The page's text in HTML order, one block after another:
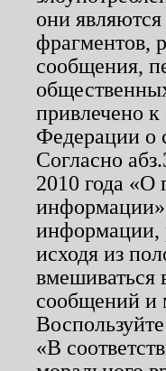
они
фрагментов,
сообщения,
привлечено к
Федерации о
Согласно
2010 года «О
информации,
исходя из
вмешиваться
сообщений и
«В